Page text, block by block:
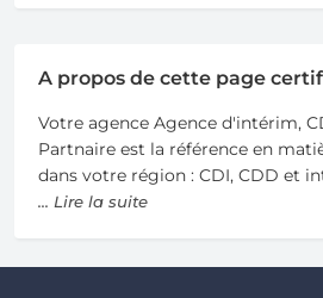
A propos de cette page
Votre agence Agence d'intérim,
Partnaire est la référence en
dans votre région : CDI, CDD et
... Lire la suite